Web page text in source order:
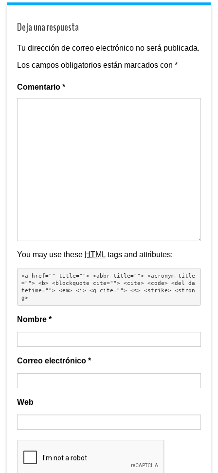
Deja una respuesta
Tu dirección de correo electrónico no será publicada.
Los campos obligatorios están marcados con *
Comentario *
You may use these HTML tags and attributes:
<a href="" title=""> <abbr title=""> <acronym title
=""> <b> <blockquote cite=""> <cite> <code> <del da
tetime=""> <em> <i> <q cite=""> <s> <strike> <stron
g>
Nombre *
Correo electrónico *
Web